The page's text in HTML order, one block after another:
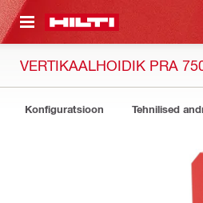
JUURDE
VERTIKAALHOIDIK PRA
Konfiguratsioon Tehnilised